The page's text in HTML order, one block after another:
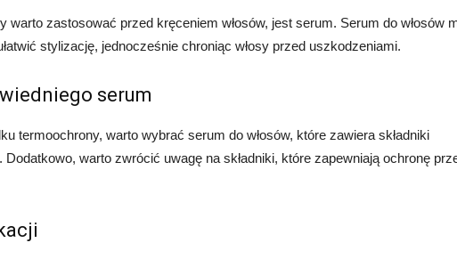
warto zastosować przed kręceniem włosów, jest serum. Serum do włosów
stylizację, jednocześnie chroniąc włosy przed uszkodzeniami.
serum
termoochrony, warto wybrać serum do włosów, które zawiera składniki
warto zwrócić uwagę na składniki, które zapewniają ochronę